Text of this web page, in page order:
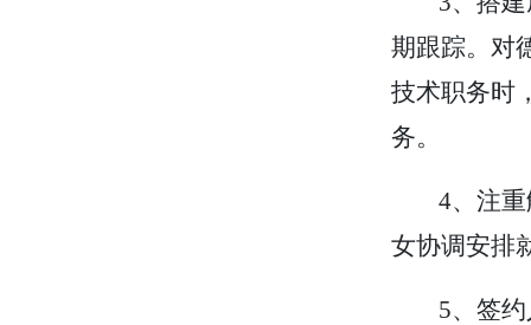
期跟踪。对
技术职务时
务。
4、注
女协调安排
5、签